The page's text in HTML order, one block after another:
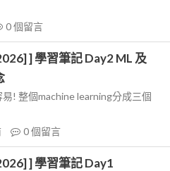
0個留言
] 學習筆記 Day2 ML 及
! 整個machine learning分成三個
0個留言
] 學習筆記 Day1